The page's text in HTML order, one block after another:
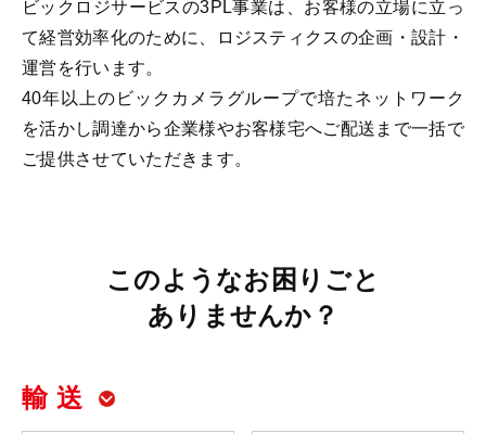
ビックロジサービスの3PL事業は、お客様の立場に立っ
て経営効率化のために、ロジスティクスの企画・設計・
運営を行います。
40年以上のビックカメラグループで培たネットワーク
を活かし調達から企業様やお客様宅へご配送まで一括で
ご提供させていただきます。
このようなお困りごと
ありませんか？
輸 送